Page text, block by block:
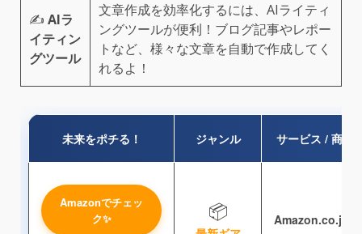
✍️ AIラ
イティン
グツール
文章作成を効率化するには、AIライティ
ングツールが便利！ブログ記事やレポー
トなど、様々な文章を自動で作成してく
れるよ！
未来をポチる！ ジャンル サービス / 商品
Amazonでチェッ
ク✨
📦 Amazon.co.jp